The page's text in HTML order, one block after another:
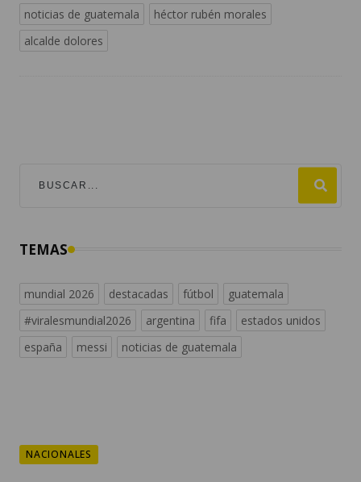
noticias de guatemala
héctor rubén morales
alcalde dolores
TEMAS
mundial 2026 destacadas fútbol
guatemala
#viralesmundial2026
argentina fifa
estados unidos
españa
messi noticias de guatemala
NACIONALES